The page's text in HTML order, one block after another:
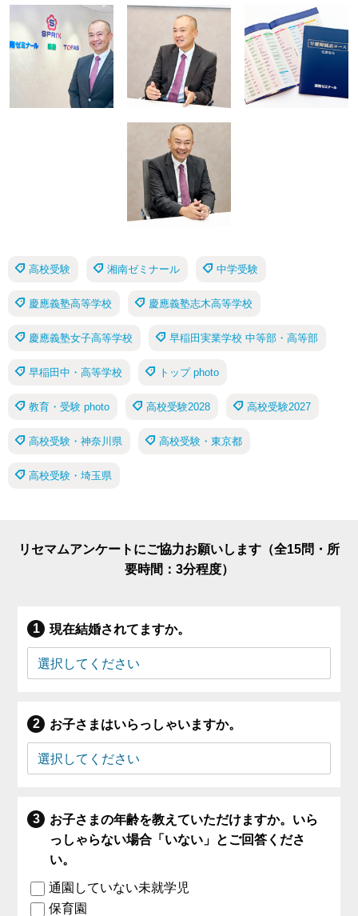
高校受験 湘南ゼミナール 中学受験
慶應義塾高等学校 慶應義塾志木高等学校
慶應義塾女子高等学校 早稲田実業学校 中等部・高等部
早稲田中・高等学校 トップ photo
教育・受験 photo 高校受験2028 高校受験2027
高校受験・神奈川県 高校受験・東京都
高校受験・埼玉県
リセマムアンケートにご協力お願いします（全15問・所
要時間：3分程度）
現在結婚されてますか。
お子さまはいらっしゃいますか。
お子さまの年齢を教えていただけますか。いら
っしゃらない場合「いない」とご回答くださ
い。
通園していない未就学児
保育園